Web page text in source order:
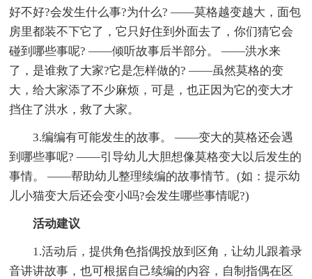
好不好?会发生什么事?为什么? ——莫格越变越大，面包
房里都装不下它了，它只好住到外面去了，你们猜它会
碰到哪些事呢? ——倾听故事后半部分。 ——洪水来
了，是谁救了大家?它是怎样做的? ——虽然莫格的变
大，给大家添了不少麻烦，可是，也正因为它的变大才
挡住了洪水，救了大家。
3.编编有可能发生的故事。 ——变大的莫格还会遇
到哪些事呢? ——引导幼儿大胆想像莫格变大以后发生的
事情。 ——帮助幼儿整理续编的故事情节。(如：提示幼
儿小猫变大后还会变小吗?会发生哪些事情呢?)
活动建议
1.活动后，提供角色指偶投放到区角，让幼儿跟着录
音讲讲故事，也可根据自己续编的内容，自制指偶在区